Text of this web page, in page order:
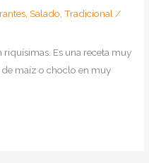
,Salado,Tradicional/
riquísimas. Es una receta muy
maíz o choclo en muy